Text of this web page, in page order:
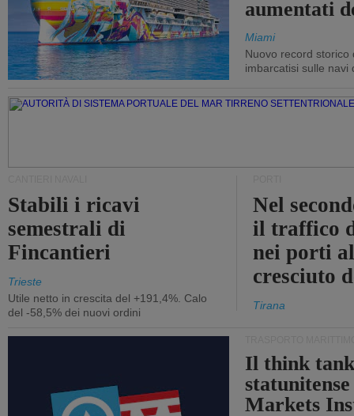
aumentati
Miami
Nuovo record storico
imbarcatisi sulle navi
Stabili i ricavi
semestrali di
Fincantieri
Trieste
Utile netto in crescita del +191,4%. Calo
del -58,5% dei nuovi ordini
Nel
il traffico
nei porti
cresciuto
Tirana
Il think
Markets